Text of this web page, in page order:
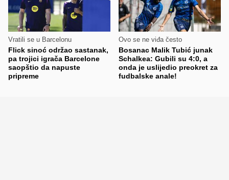
Vratili se u Barcelonu
Flick sinoć održao sastanak,
pa trojici igrača Barcelone
saopštio da napuste
pripreme
Ovo se ne viđa često
Bosanac Malik Tubić junak
Schalkea: Gubili su 4:0, a
onda je uslijedio preokret za
fudbalske anale!